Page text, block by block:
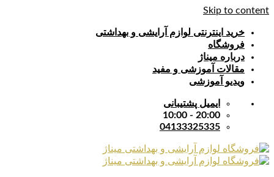
Skip to content
خرید اینترنتی لوازم آرایشی و بهداشتی
فروشگاه
درباره میناژ
مقالات آموزشی و مفید
ویدیو آموزشی
ایمیل پشتیبانی
20:00 - 10:00
04133325335